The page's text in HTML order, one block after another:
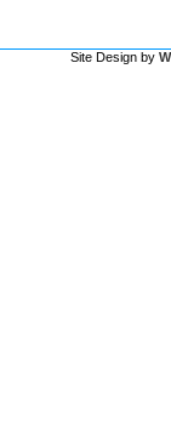
Site Design by